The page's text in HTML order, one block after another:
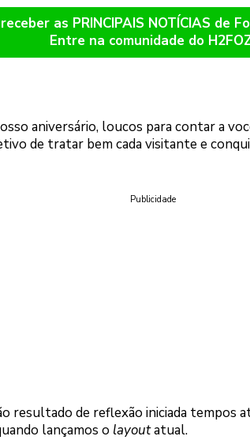
as PRINCIPAIS NOTÍCIAS de
Entre na comunidade do
aniversário, loucos para contar a
de tratar bem cada visitante e
Publicidade
resultado de reflexão iniciada tempos
lançamos o layoutatual.